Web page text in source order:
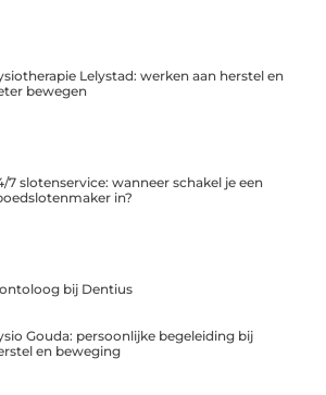
Lelystad: werken aan herstel en
bewegen
7 slotenservice: wanneer schakel je een
in?
bij Dentius
Gouda: persoonlijke begeleiding bij
en beweging